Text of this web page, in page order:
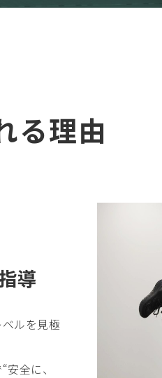
る理由
導
ルを見極
全に、